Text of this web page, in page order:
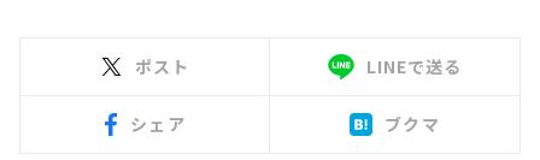
ポスト LINEで送る
シェア ブクマ